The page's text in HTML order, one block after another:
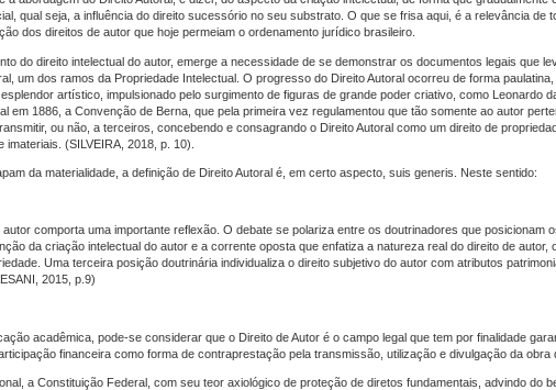
qual seja, a influência do direito sucessório no seu substrato. O que se frisa aqui, é a relevância de
dos direitos de autor que hoje permeiam o ordenamento jurídico brasileiro.
do direito intelectual do autor, emerge a necessidade de se demonstrar os documentos legais que
um dos ramos da Propriedade Intelectual. O progresso do Direito Autoral ocorreu de forma
artístico, impulsionado pelo surgimento de figuras de grande poder criativo, como Leonardo
em 1886, a Convenção de Berna, que pela primeira vez regulamentou que tão somente ao autor
ou não, a terceiros, concebendo e consagrando o Direito Autoral como um direito de
(SILVEIRA, 2018, p. 10).
da materialidade, a definição de Direito Autoral é, em certo aspecto, suis generis. Neste sentido:
comporta uma importante reflexão. O debate se polariza entre os doutrinadores que posicionam
da criação intelectual do autor e a corrente oposta que enfatiza a natureza real do direito de
Uma terceira posição doutrinária individualiza o direito subjetivo do autor com atributos
2015, p.9)
acadêmica, pode-se considerar que o Direito de Autor é o campo legal que tem por finalidade
financeira como forma de contraprestação pela transmissão, utilização e divulgação da
a Constituição Federal, com seu teor axiológico de proteção de diretos fundamentais, advindo do